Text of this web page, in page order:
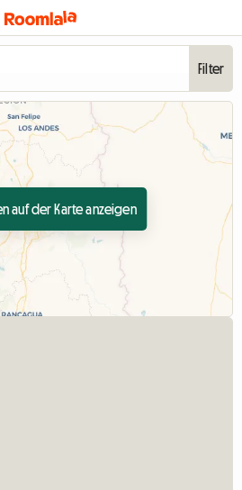
Filter
auf der Karte anzeigen